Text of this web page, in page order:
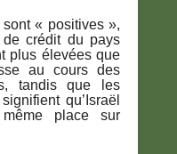
« positives »,
crédit du pays
plus élevées que
au cours des
tandis que les
qu’Israël
place sur